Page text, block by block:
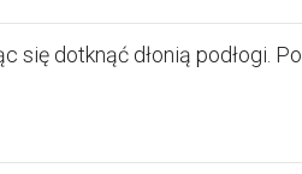
się dotknąć dłonią podłogi.